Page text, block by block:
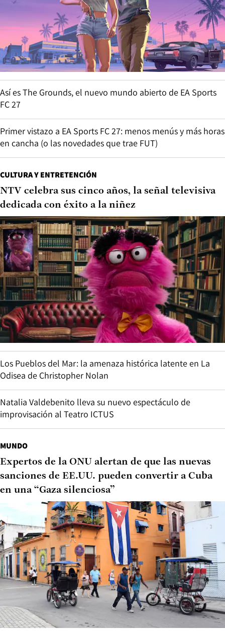
Así es The Grounds, el nuevo mundo abierto de EA Sports
FC 27
Primer vistazo a EA Sports FC 27: menos menús y más horas
en cancha (o las novedades que trae FUT)
CULTURA Y ENTRETENCIÓN
NTV celebra sus cinco años, la señal televisiva
dedicada con éxito a la niñez
Los Pueblos del Mar: la amenaza histórica latente en La
Odisea de Christopher Nolan
Natalia Valdebenito lleva su nuevo espectáculo de
improvisación al Teatro ICTUS
MUNDO
Expertos de la ONU alertan de que las nuevas
sanciones de EE.UU. pueden convertir a Cuba
en una “Gaza silenciosa”